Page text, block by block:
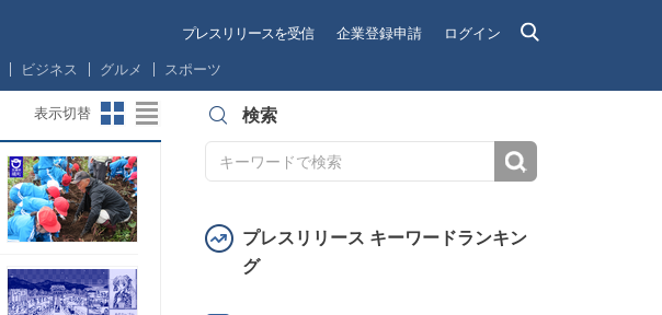
プレスリリースを受信 企業登録申請 ログイン
ビジネス グルメ スポーツ
表示切替 検索
プレスリリース キーワードランキン
グ